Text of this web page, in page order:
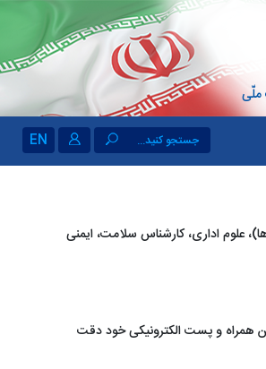
ملّی
EN جستجو کنید...
علوم اداری، کارشناس سلامت، ایمنی
همراه و پست الکترونیکی خود دقت